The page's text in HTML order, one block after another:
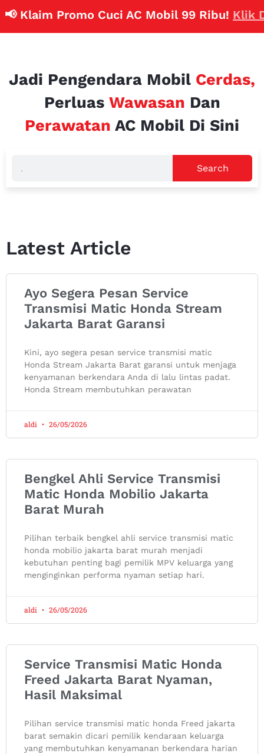
Klaim Promo Cuci AC Mobil 99 Ribu!Klik
Jadi Pengendara Mobil Cerdas,
Perluas Wawasan Dan
Perawatan AC Mobil Di Sini
Search
Latest Article
Ayo Segera Pesan Service
Transmisi Matic Honda Stream
Jakarta Barat Garansi
Kini, ayo segera pesan service transmisi matic
Honda Stream Jakarta Barat garansi untuk menjaga
kenyamanan berkendara Anda di lalu lintas padat.
Honda Stream membutuhkan perawatan
aldi 26/05/2026
Bengkel Ahli Service Transmisi
Matic Honda Mobilio Jakarta
Barat Murah
Pilihan terbaik bengkel ahli service transmisi matic
honda mobilio jakarta barat murah menjadi
kebutuhan penting bagi pemilik MPV keluarga yang
menginginkan performa nyaman setiap hari.
aldi 26/05/2026
Service Transmisi Matic Honda
Freed Jakarta Barat Nyaman,
Hasil Maksimal
Pilihan service transmisi matic honda Freed jakarta
barat semakin dicari pemilik kendaraan keluarga
yang membutuhkan kenyamanan berkendara harian